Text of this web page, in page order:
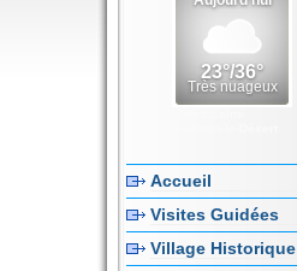
Accueil
Visites Guidées
Village Historique